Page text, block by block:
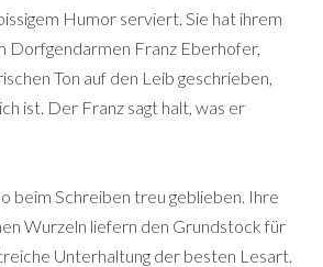
Humor serviert. Sie hat ihrem
Dorfgendarmen Franz Eberhofer,
Ton auf den Leib geschrieben,
ist. Der Franz sagt halt, was er
beim Schreiben treu geblieben. Ihre
Wurzeln liefern den Grundstock für
Unterhaltung der besten Lesart.